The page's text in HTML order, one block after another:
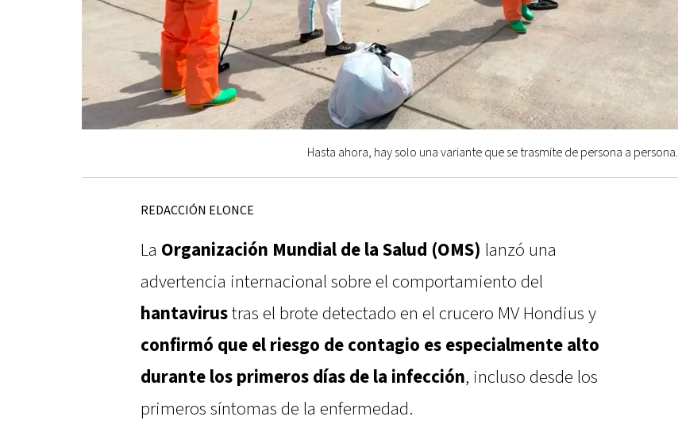
Hasta ahora, hay solo una variante que se trasmite de persona a persona.
REDACCIÓN ELONCE
La Organización Mundial de la Salud (OMS) lanzó una
advertencia internacional sobre el comportamiento del
hantavirustras el brote detectado en el crucero MV Hondius y
confirmó que el riesgo de contagio es especialmente alto
durante los primeros días de la infección, incluso desde los
primeros síntomas de la enfermedad.